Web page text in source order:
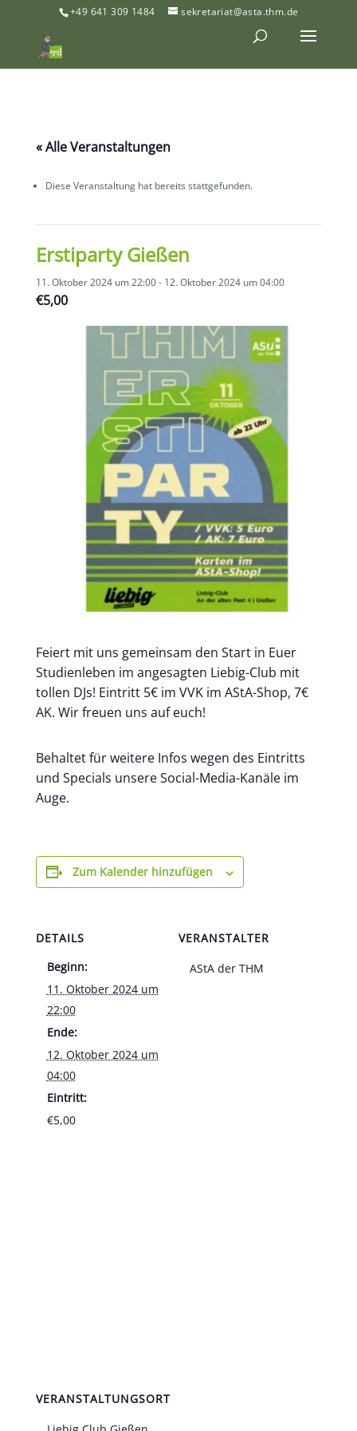
+49 641 309 1484 sekretariat@asta.thm.de
« Alle Veranstaltungen
Diese Veranstaltung hat bereits stattgefunden.
Erstiparty Gießen
11. Oktober 2024 um 22:00- 12. Oktober 2024 um 04:00
€5,00
Feiert mit uns gemeinsam den Start in Euer
Studienleben im angesagten Liebig-Club mit
tollen DJs! Eintritt 5€ im VVK im AStA-Shop, 7€
AK. Wir freuen uns auf euch!
Behaltet für weitere Infos wegen des Eintritts
und Specials unsere Social-Media-Kanäle im
Auge.
Zum Kalender hinzufügen
DETAILS
Beginn:
11. Oktober 2024 um
22:00
Ende:
12. Oktober 2024 um
04:00
Eintritt:
€5,00
VERANSTALTER
AStA der THM
VERANSTALTUNGSORT